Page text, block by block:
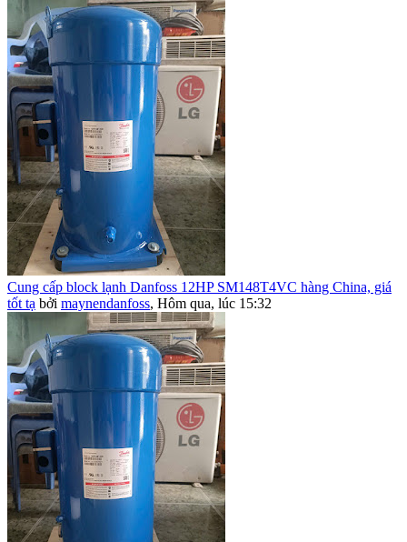
Cung cấp block lạnh Danfoss 12HP SM148T4VC hàng China, giá
tốt tạ bởi maynendanfoss, Hôm qua, lúc 15:32